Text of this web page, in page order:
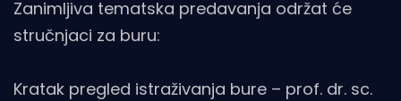
Zanimljiva tematska predavanja održat će
stručnjaci za buru:
Kratak pregled istraživanja bure – prof. dr. sc.